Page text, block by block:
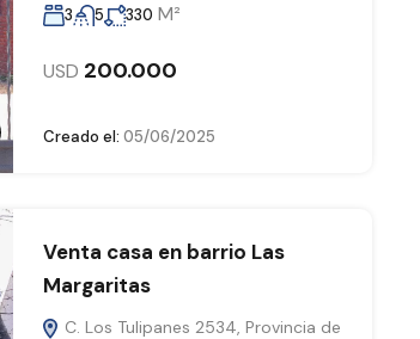
3 5 330 M²
USD 200.000
Creado el: 05/06/2025
Venta casa en barrio Las
Margaritas
C. Los Tulipanes 2534, Provincia de